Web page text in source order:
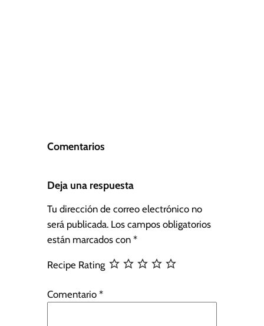
Comentarios
Deja una respuesta
Tu dirección de correo electrónico no
será publicada. Los campos obligatorios
están marcados con *
Recipe Rating
Comentario *